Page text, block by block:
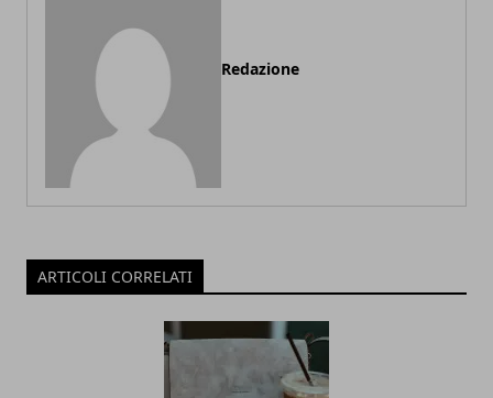
Redazione
ARTICOLI CORRELATI